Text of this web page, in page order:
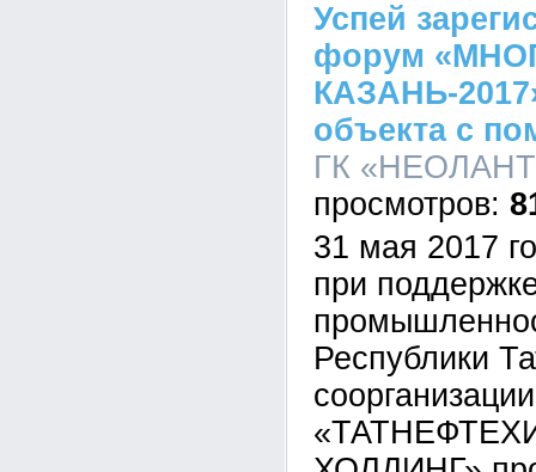
Успей
форум
КАЗАНЬ-
объекта с
ГК
31 мая 2017
при
Республики